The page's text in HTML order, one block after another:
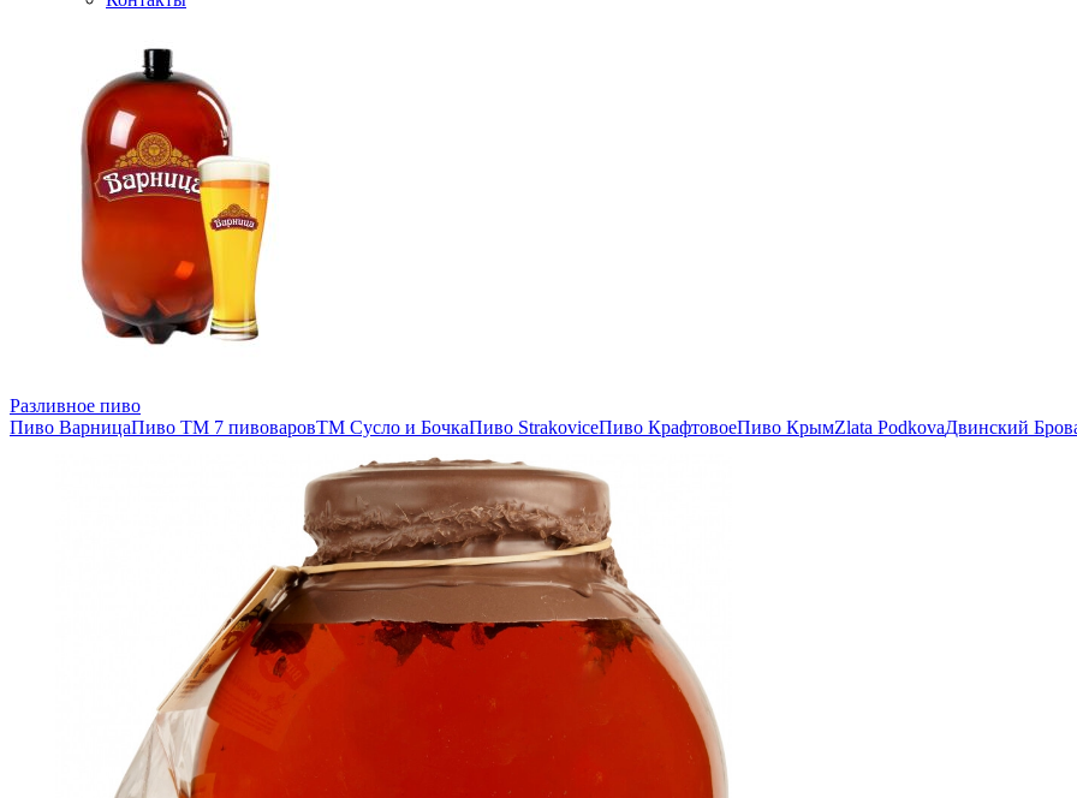
Разливное пиво
Пиво ВарницаПиво ТМ 7 пивоваровТМ Сусло и БочкаПиво StrakoviceПиво КрафтовоеПиво КрымZlata PodkovaДвинский